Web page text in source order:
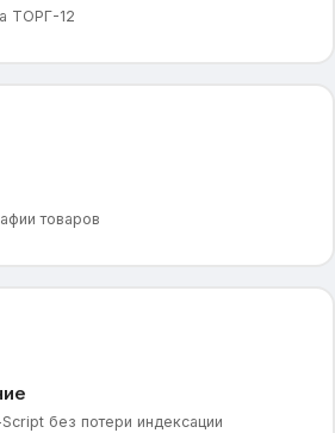
ТОРГ-12
товаров
без потери индексации